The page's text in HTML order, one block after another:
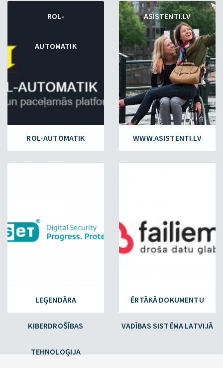
ROL-
AUTOMATIK
ROL-AUTOMATIK
ASISTENTI.LV
WWW.ASISTENTI.LV
LEĢENDĀRA
KIBERDROŠĪBAS
TEHNOLOĢIJA
ĒRTĀKĀ DOKUMENTU
VADĪBAS SISTĒMA LATVIJĀ